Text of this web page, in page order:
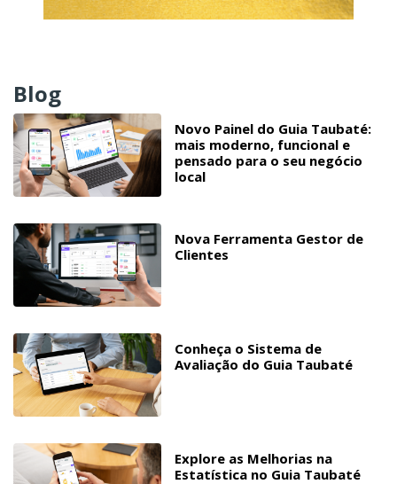
Blog
Novo Painel do Guia Taubaté:
mais moderno, funcional e
pensado para o seu negócio
local
Nova Ferramenta Gestor de
Clientes
Conheça o Sistema de
Avaliação do Guia Taubaté
Explore as Melhorias na
Estatística no Guia Taubaté